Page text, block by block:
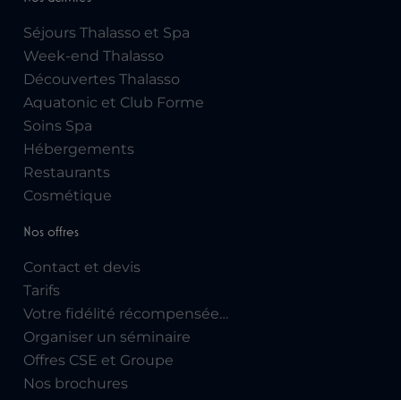
Séjours Thalasso et Spa
Week-end Thalasso
Découvertes Thalasso
Aquatonic et Club Forme
Soins Spa
Hébergements
Restaurants
Cosmétique
Nos offres
Contact et devis
Tarifs
Votre fidélité récompensée…
Organiser un séminaire
Offres CSE et Groupe
Nos brochures